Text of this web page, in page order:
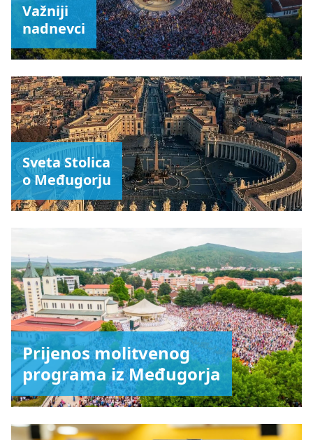
Važniji
nadnevci
Sveta Stolica
o Međugorju
Prijenos molitvenog
programa iz Međugorja